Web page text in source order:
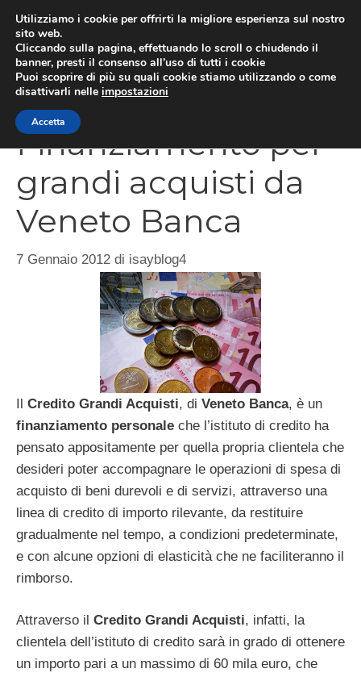
contenuto
Finanziamento per
grandi acquisti da
Veneto Banca
7 Gennaio 2012 di isayblog4
Il Credito Grandi Acquisti, di Veneto Banca, è un
finanziamento personale che l’istituto di credito ha
pensato appositamente per quella propria clientela che
desideri poter accompagnare le operazioni di spesa di
acquisto di beni durevoli e di servizi, attraverso una
linea di credito di importo rilevante, da restituire
gradualmente nel tempo, a condizioni predeterminate,
e con alcune opzioni di elasticità che ne faciliteranno il
rimborso.
Attraverso il Credito Grandi Acquisti, infatti, la
clientela dell’istituto di credito sarà in grado di ottenere
un importo pari a un massimo di 60 mila euro, che
Utilizziamo i cookie per offrirti la migliore esperienza sul nostro
sito web.
Cliccando sulla pagina, effettuando lo scroll o chiudendo il
banner, presti il consenso all’uso di tutti i cookie
Puoi scoprire di più su quali cookie stiamo utilizzando o come
disattivarli nelle impostazioni
Accetta